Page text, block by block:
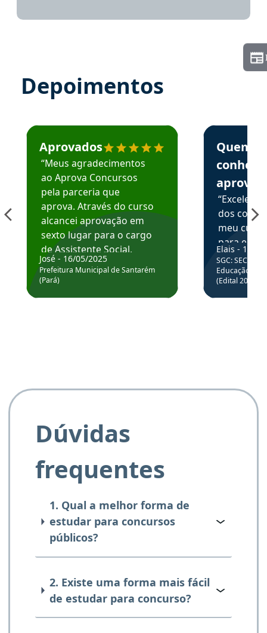
Depoimentos
Estudante José recomenda o Aprova Concursos em
Aprovados
“Meus agradecimentos
ao Aprova Concursos
pela parceria que
aprova. Através do curso
alcancei aprovação em
sexto lugar para o cargo
de Assistente Social.
Hoje estou atuando na
Prefeitura de Santarém.
José - 16/05/2025
Prefeitura Municipal de Santarém
(Pará)
Estudante
Quem
aprova
dos
meu
para
colocar
através
de
Elais - 15/
SGC: SEC BA
Educação
(Edital
Dúvidas
frequentes
1. Qual a melhor forma de
estudar para concursos
públicos?
2. Existe uma forma mais fácil
de estudar para concurso?